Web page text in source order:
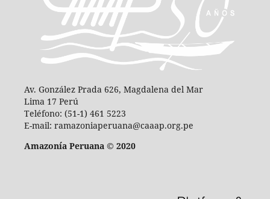
Av. González Prada 626, Magdalena del Mar
Lima 17 Perú
Teléfono: (51-1) 461 5223
E-mail: ramazoniaperuana@caaap.org.pe
Amazonía Peruana © 2020